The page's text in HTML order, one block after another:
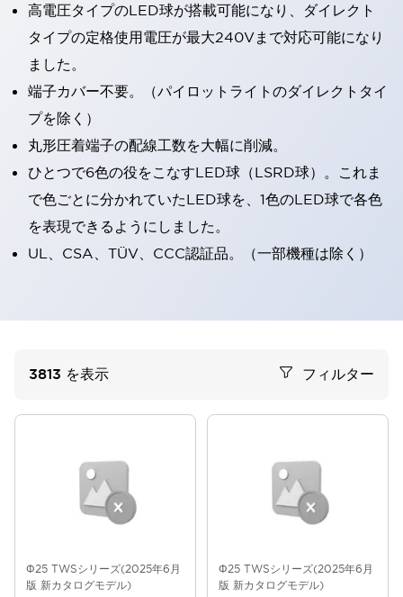
高電圧タイプのLED球が搭載可能になり、ダイレクト
タイプの定格使用電圧が最大240Vまで対応可能になり
ました。
端子カバー不要。（パイロットライトのダイレクトタイ
プを除く）
丸形圧着端子の配線工数を大幅に削減。
ひとつで6色の役をこなすLED球（LSRD球）。これま
で色ごとに分かれていたLED球を、1色のLED球で各色
を表現できるようにしました。
UL、CSA、TÜV、CCC認証品。（一部機種は除く）
3813 を表示 フィルター
Φ25 TWSシリーズ(2025年6月
版 新カタログモデル)
Φ25 TWSシリーズ(2025年6月
版 新カタログモデル)